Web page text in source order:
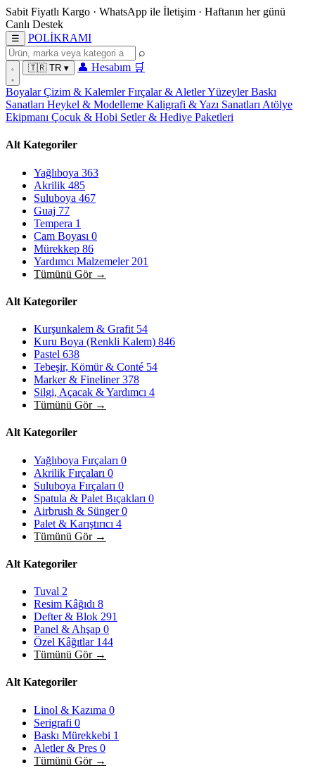
Sabit Fiyatlı Kargo · WhatsApp ile İletişim · Haftanın her günü
Canlı Destek
☰ POLİKRAMI
⌕
🇹🇷 TR ▾ 👤 Hesabım 🛒
BoyalarÇizim & KalemlerFırçalar & AletlerYüzeylerBaskı
Sanatları Heykel & Modelleme Kaligrafi & Yazı Sanatları Atölye
Ekipmanı Çocuk & Hobi Setler & Hediye Paketleri
Alt Kategoriler
Yağlıboya 363
Akrilik 485
Suluboya 467
Guaj 77
Tempera 1
Cam Boyası 0
Mürekkep 86
Yardımcı Malzemeler 201
Tümünü Gör →
Alt Kategoriler
Kurşunkalem & Grafit 54
Kuru Boya (Renkli Kalem) 846
Pastel 638
Tebeşir, Kömür & Conté 54
Marker & Fineliner378
Silgi, Açacak & Yardımcı 4
Tümünü Gör →
Alt Kategoriler
Yağlıboya Fırçaları 0
Akrilik Fırçaları 0
Suluboya Fırçaları 0
Spatula & Palet Bıçakları 0
Airbrush & Sünger0
Palet & Karıştırıcı 4
Tümünü Gör →
Alt Kategoriler
Tuval 2
Resim Kâğıdı 8
Defter & Blok 291
Panel & Ahşap 0
Özel Kâğıtlar 144
Tümünü Gör →
Alt Kategoriler
Linol & Kazıma 0
Serigrafi 0
Baskı Mürekkebi 1
Aletler & Pres 0
Tümünü Gör →